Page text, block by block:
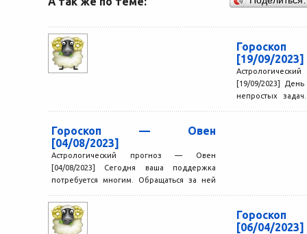
[19/09/2023]
[19/09/2023]
непростых
Гороскоп — Овен
[04/08/2023]
Астрологический прогноз — Овен
[04/08/2023] Сегодня ваша поддержка
потребуется многим. Обращаться за ней
[06/04/2023]